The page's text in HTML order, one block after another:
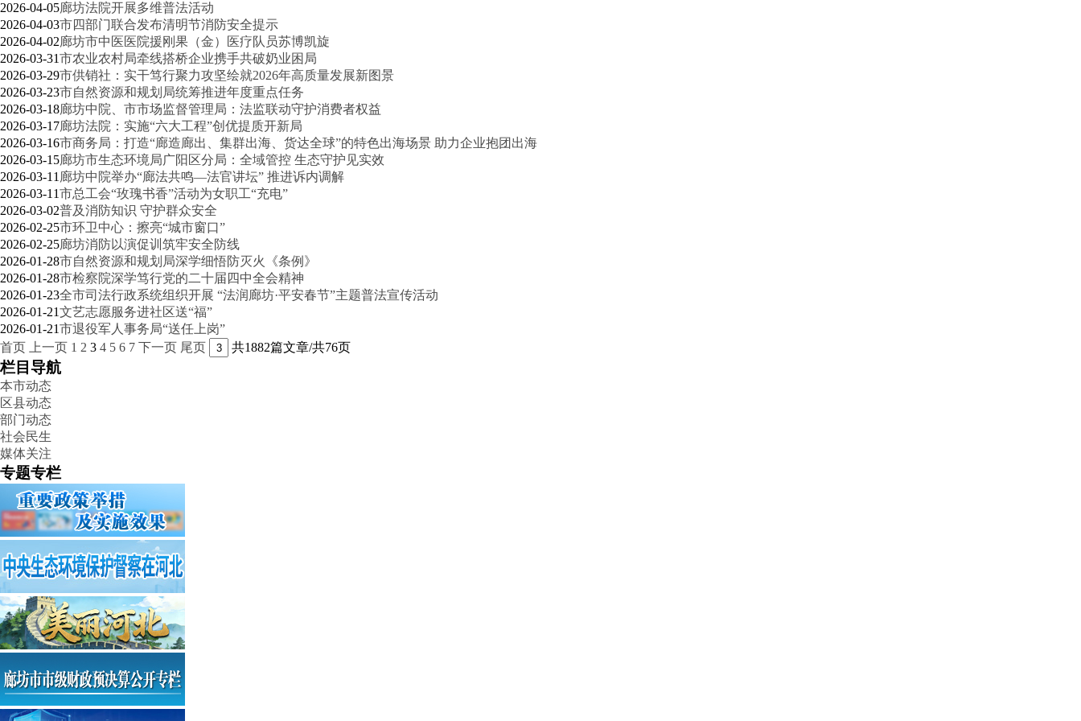
2026-04-05廊坊法院开展多维普法活动
2026-04-03市四部门联合发布清明节消防安全提示
2026-04-02廊坊市中医医院援刚果（金）医疗队员苏博凯旋
2026-03-31市农业农村局牵线搭桥企业携手共破奶业困局
2026-03-29市供销社：实干笃行聚力攻坚绘就2026年高质量发展新图景
2026-03-23市自然资源和规划局统筹推进年度重点任务
2026-03-18廊坊中院、市市场监督管理局：法监联动守护消费者权益
2026-03-17廊坊法院：实施“六大工程”创优提质开新局
2026-03-16市商务局：打造“廊造廊出、集群出海、货达全球”的特色出海场景 助力企业抱团出海
2026-03-15廊坊市生态环境局广阳区分局：全域管控 生态守护见实效
2026-03-11 廊坊中院举办“廊法共鸣—法官讲坛” 推进诉内调解
2026-03-11市总工会“玫瑰书香”活动为女职工“充电”
2026-03-02普及消防知识 守护群众安全
2026-02-25市环卫中心：擦亮“城市窗口”
2026-02-25廊坊消防以演促训筑牢安全防线
2026-01-28市自然资源和规划局深学细悟防灭火《条例》
2026-01-28市检察院深学笃行党的二十届四中全会精神
2026-01-23全市司法行政系统组织开展 “法润廊坊·平安春节”主题普法宣传活动
2026-01-21文艺志愿服务进社区送“福”
2026-01-21市退役军人事务局“送任上岗”
首页
上一页 1 2 3 4 5 6 7 下一页 尾页 共1882篇文章/共76页
栏目导航
本市动态
区县动态
部门动态
社会民生
媒体关注
专题专栏